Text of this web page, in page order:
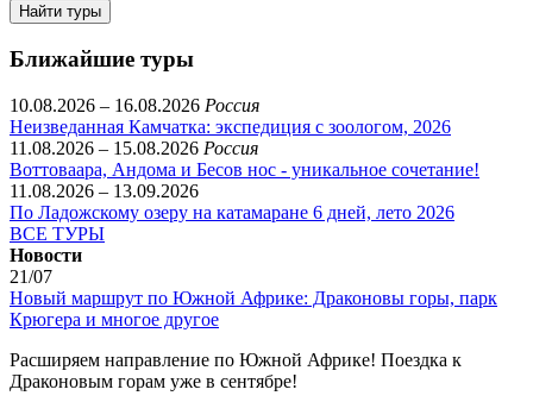
Найти туры
Ближайшие туры
10.08.2026 – 16.08.2026 Россия
Неизведанная Камчатка: экспедиция с зоологом, 2026
11.08.2026 – 15.08.2026 Россия
Воттоваара, Андома и Бесов нос - уникальное сочетание!
11.08.2026 – 13.09.2026
По Ладожскому озеру на катамаране 6 дней, лето 2026
ВСЕ ТУРЫ
Новости
21/07
Новый маршрут по Южной Африке: Драконовы горы, парк
Крюгера и многое другое
Расширяем направление по Южной Африке! Поездка к
Драконовым горам уже в сентябре!